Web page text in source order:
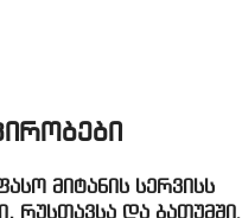
მიტანის სერვისს
რუსთავსა და ბათუმში.